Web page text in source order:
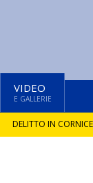
VIDEO
E GALLERIE
DELITTO IN CORNICE